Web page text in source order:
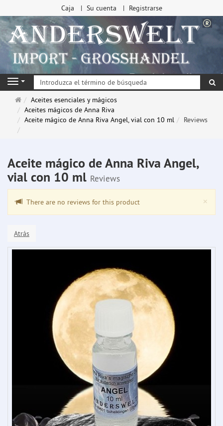
Caja Su cuenta Registrarse
Navigation
Página
de
inicio
Aceites esenciales y mágicos
Aceites mágicos de Anna Riva
Aceite mágico de Anna Riva Angel, vial con 10 ml
Reviews
Aceite mágico de Anna Riva Angel,
vial con 10 ml Reviews
×
There are no reviews for this product
Atrás